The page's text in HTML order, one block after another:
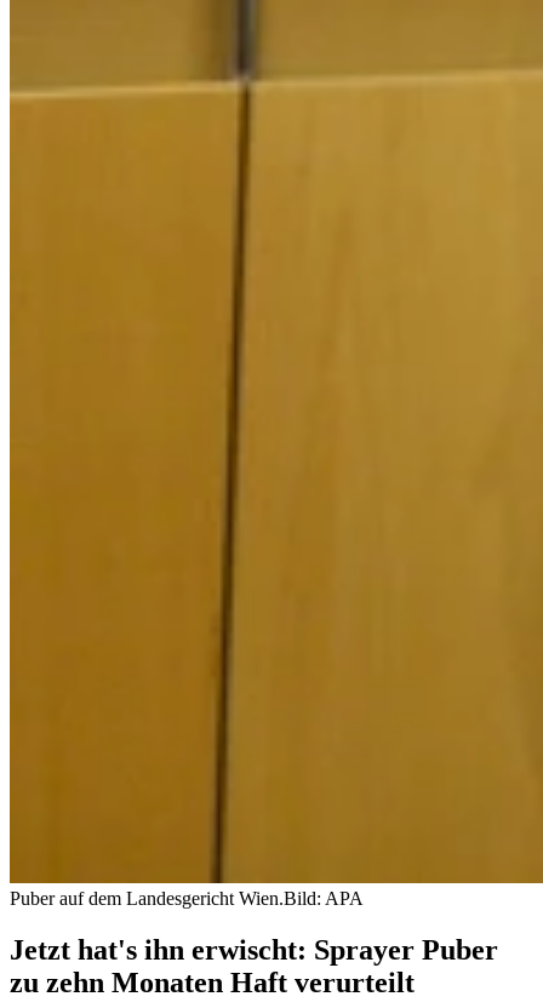
Puber auf dem Landesgericht Wien.Bild: APA
Jetzt hat's ihn erwischt: Sprayer Puber
zu zehn Monaten Haft verurteilt